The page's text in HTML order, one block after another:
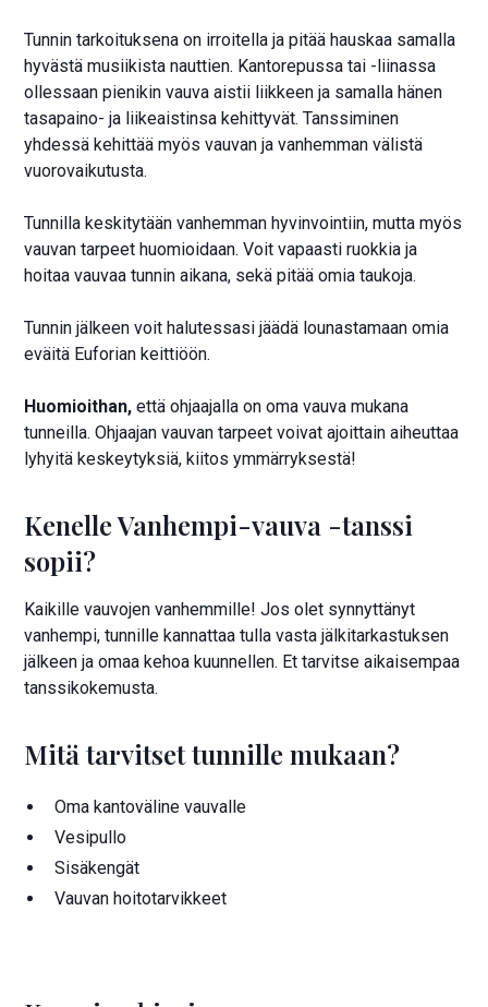
Tunnin tarkoituksena on irroitella ja pitää hauskaa samalla
hyvästä musiikista nauttien. Kantorepussa tai -liinassa
ollessaan pienikin vauva aistii liikkeen ja samalla hänen
tasapaino- ja liikeaistinsa kehittyvät. Tanssiminen
yhdessä kehittää myös vauvan ja vanhemman välistä
vuorovaikutusta.
Tunnilla keskitytään vanhemman hyvinvointiin, mutta myös
vauvan tarpeet huomioidaan. Voit vapaasti ruokkia ja
hoitaa vauvaa tunnin aikana, sekä pitää omia taukoja.
Tunnin jälkeen voit halutessasi jäädä lounastamaan omia
eväitä Euforian keittiöön.
Huomioithan,että ohjaajalla on oma vauva mukana
tunneilla. Ohjaajan vauvan tarpeet voivat ajoittain aiheuttaa
lyhyitä keskeytyksiä, kiitos ymmärryksestä!
Kenelle Vanhempi-vauva -tanssi
sopii?
Kaikille vauvojen vanhemmille! Jos olet synnyttänyt
vanhempi, tunnille kannattaa tulla vasta jälkitarkastuksen
jälkeen ja omaa kehoa kuunnellen. Et tarvitse aikaisempaa
tanssikokemusta.
Mitä tarvitset tunnille mukaan?
Oma kantoväline vauvalle
Vesipullo
Sisäkengät
Vauvan hoitotarvikkeet